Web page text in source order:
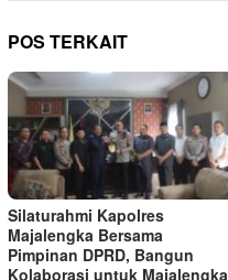
POS TERKAIT
Silaturahmi Kapolres
Majalengka Bersama
Pimpinan DPRD, Bangun
Kolaborasi untuk Majalengka